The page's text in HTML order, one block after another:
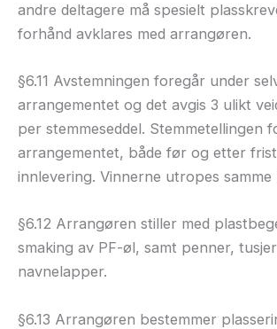
andre deltagere må spesielt
forhånd avklares med arrangøren.
§6.11 Avstemningen foregår under
arrangementet og det avgis 3 ulikt
per stemmeseddel. Stemmetellingen
arrangementet, både før og etter
innlevering. Vinnerne utropes samme
§6.12 Arrangøren stiller med
smaking av PF-øl, samt penner,
navnelapper.
§6.13 Arrangøren bestemmer